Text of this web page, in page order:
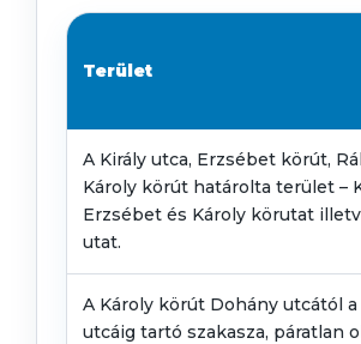
Terület
A Király utca, Erzsébet körút,
Károly körút határolta terület –
Erzsébet és Károly körutat
utat.
A Károly körút Dohány utcától a
utcáig tartó szakasza, páratlan